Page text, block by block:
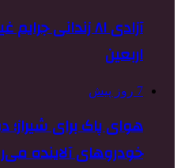
آزادی ۸۱ زندانی
اربعین
7 روز پیش
هوای پاک برای
خودروهای آلاینده